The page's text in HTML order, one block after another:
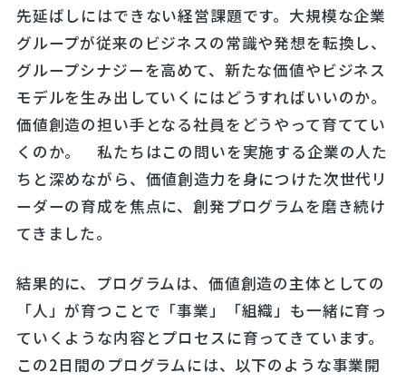
先延ばしにはできない経営課題です。大規模な企業
グループが従来のビジネスの常識や発想を転換し、
グループシナジーを高めて、新たな価値やビジネス
モデルを生み出していくにはどうすればいいのか。
価値創造の担い手となる社員をどうやって育ててい
くのか。 私たちはこの問いを実施する企業の人た
ちと深めながら、価値創造力を身につけた次世代リ
ーダーの育成を焦点に、創発プログラムを磨き続け
てきました。
結果的に、プログラムは、価値創造の主体としての
「人」が育つことで「事業」「組織」も一緒に育っ
ていくような内容とプロセスに育ってきています。
この2日間のプログラムには、以下のような事業開